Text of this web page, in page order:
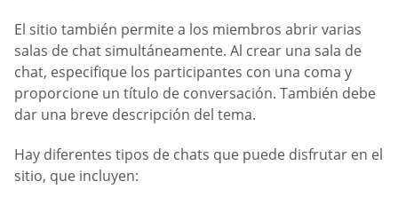
El sitio también permite a los miembros abrir varias
salas de chat simultáneamente. Al crear una sala de
chat, especifique los participantes con una coma y
proporcione un título de conversación. También debe
dar una breve descripción del tema.
Hay diferentes tipos de chats que puede disfrutar en el
sitio, que incluyen: